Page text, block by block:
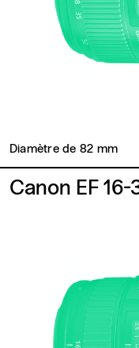
Diamètre de 82 mm
Canon EF